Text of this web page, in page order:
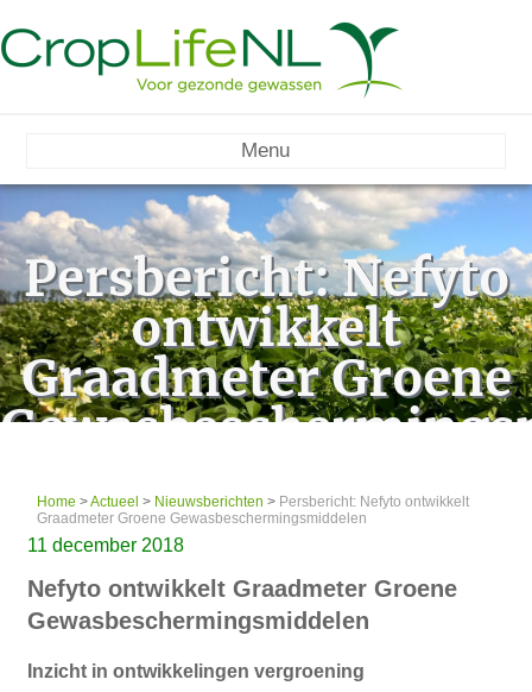
Menu
Persbericht: Nefyto
ontwikkelt
Graadmeter Groene
Home >Actueel > Nieuwsberichten > Persbericht: Nefyto ontwikkelt
Graadmeter Groene Gewasbeschermingsmiddelen
11 december 2018
Nefyto ontwikkelt Graadmeter Groene
Gewasbeschermingsmiddelen
Inzicht in ontwikkelingen vergroening